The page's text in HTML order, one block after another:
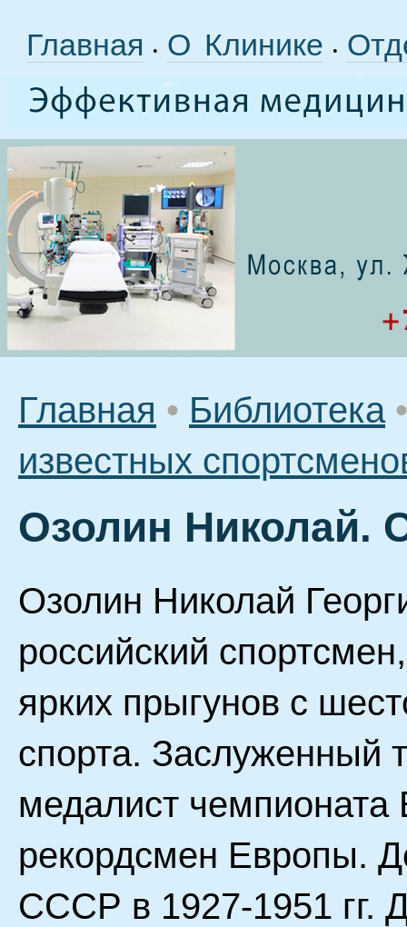
Главная • О Клинике •
Главная • Библиотека •
известных
Озолин Николай.
Озолин Николай
российский
ярких прыгунов с
спорта.
медалист чемпионата
рекордсмен Европы.
СССР в 1927-1951 гг.